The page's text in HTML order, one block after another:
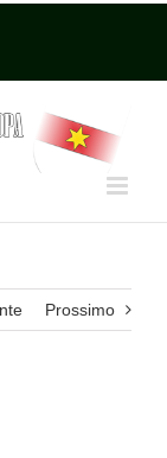
Prossimo